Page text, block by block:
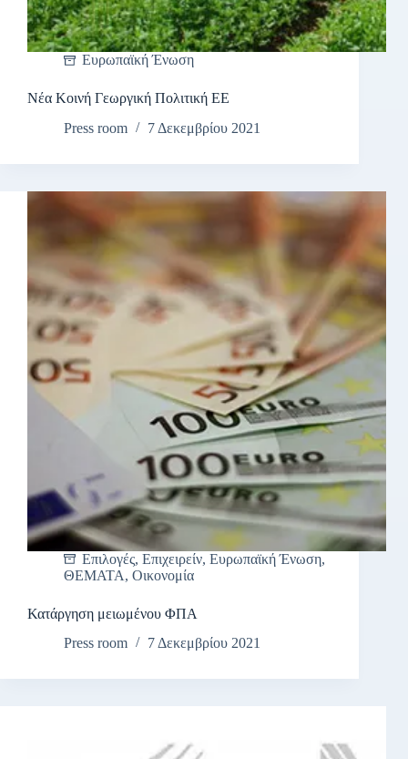
Ευρωπαϊκή Ένωση
Νέα Κοινή Γεωργική Πολιτική ΕΕ
Press room
7 Δεκεμβρίου 2021
Επιλογές, Επιχειρείν, Ευρωπαϊκή Ένωση,
ΘΕΜΑΤΑ, Οικονομία
Κατάργηση μειωμένου ΦΠΑ
Press room
7 Δεκεμβρίου 2021